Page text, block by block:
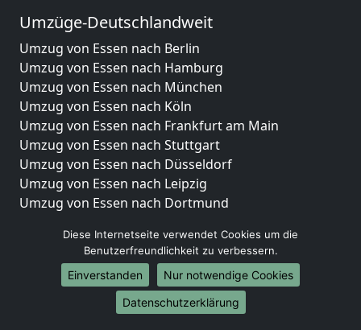
Umzüge-Deutschlandweit
Umzug von Essen nach Berlin
Umzug von Essen nach Hamburg
Umzug von Essen nach München
Umzug von Essen nach Köln
Umzug von Essen nach Frankfurt am Main
Umzug von Essen nach Stuttgart
Umzug von Essen nach Düsseldorf
Umzug von Essen nach Leipzig
Umzug von Essen nach Dortmund
Umzug von Essen nach Bremen
Umzug von Essen nach Dresden
Umzug von Essen nach Hannover
Umzug von Essen nach Nürnberg
Umzug von Essen nach Duisburg
Diese Internetseite verwendet Cookies um die
Benutzerfreundlichkeit zu verbessern.
Einverstanden
Nur notwendige Cookies
Datenschutzerklärung